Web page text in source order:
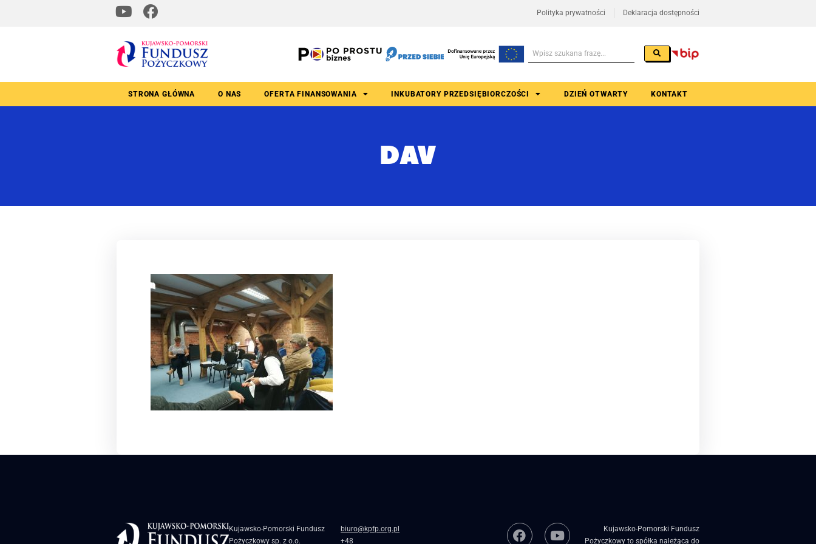
Polityka prywatności Deklaracja dostępności
STRONA GŁÓWNA O NAS OFERTA FINANSOWANIA INKUBATORY PRZEDSIĘBIORCZOŚCI DZIEŃ OTWARTY KONTAKT
DAV
Kujawsko-Pomorski Fundusz
Pożyczkowy sp. z o.o.
biuro@kpfp.org.pl
+48
Kujawsko-Pomorski Fundusz
Pożyczkowy to spółka należąca do